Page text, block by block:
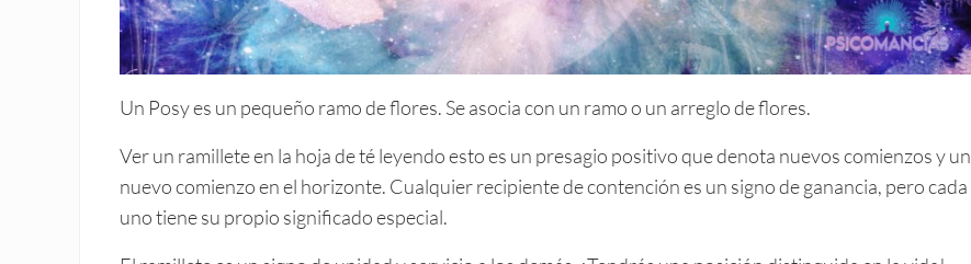
Un Posy es un pequeño ramo de flores. Se asocia con un ramo o un arreglo de flores.
Ver un ramillete en la hoja de té leyendo esto es un presagio positivo que denota nuevos comienzos y un
nuevo comienzo en el horizonte. Cualquier recipiente de contención es un signo de ganancia, pero cada
uno tiene su propio significado especial.